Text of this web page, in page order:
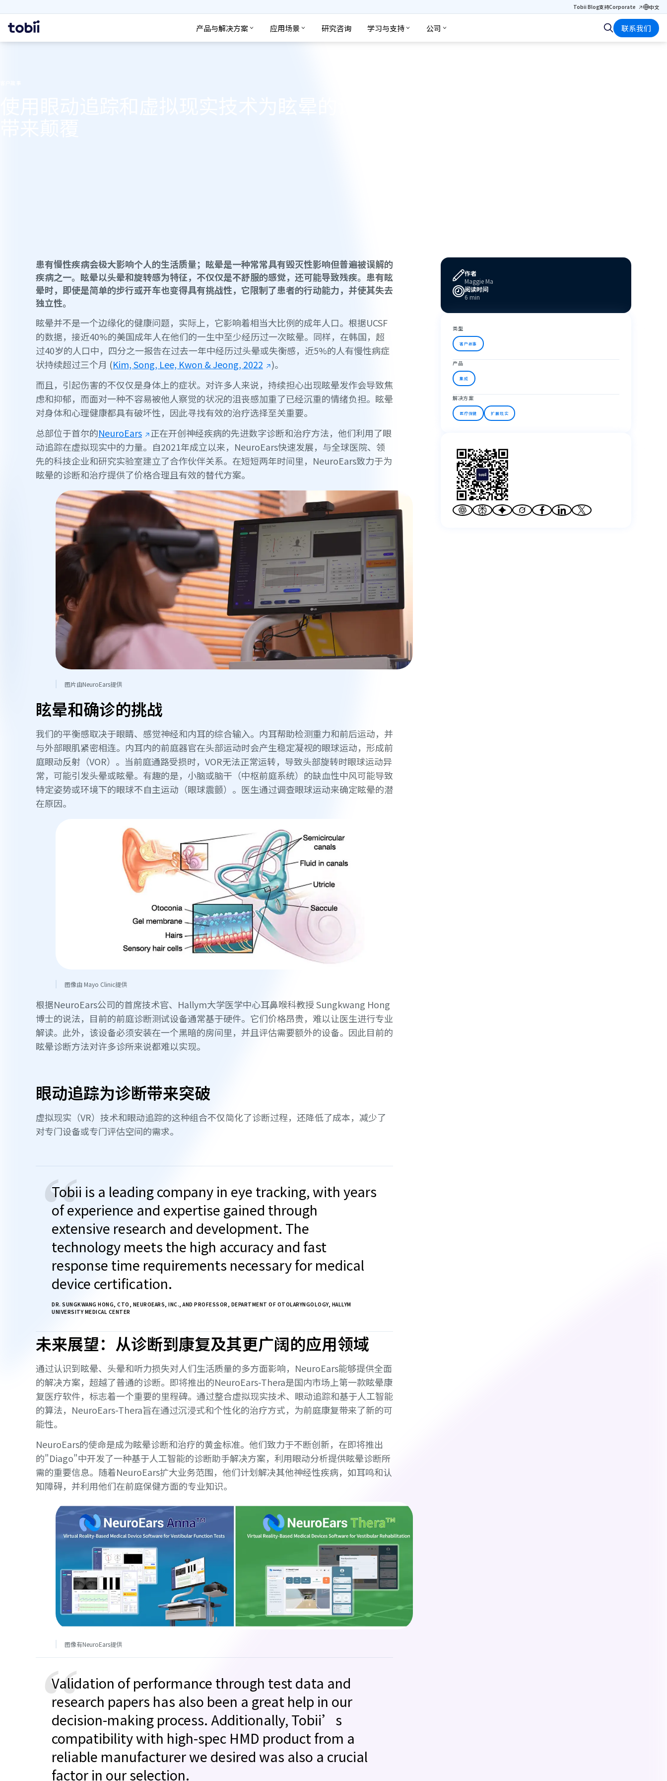
Tobii Blog支持Corporate 中文
首
页
产品与解决方案 应用场景 研究咨询 学习与支持 公司
搜索 联系我们
患有慢性疾病会极大影响个人的生活质量；眩晕是一种常常具有毁灭性影响但普遍被误解的
疾病之一。眩晕以头晕和旋转感为特征，不仅仅是不舒服的感觉，还可能导致残疾。患有眩
晕时，即使是简单的步行或开车也变得具有挑战性，它限制了患者的行动能力，并使其失去
独立性。
眩晕并不是一个边缘化的健康问题，实际上，它影响着相当大比例的成年人口。根据UCSF
的数据，接近40%的美国成年人在他们的一生中至少经历过一次眩晕。同样，在韩国，超
过40岁的人口中，四分之一报告在过去一年中经历过头晕或失衡感，近5%的人有慢性病症
状持续超过三个月 (Kim, Song, Lee, Kwon & Jeong, 2022
)。
而且，引起伤害的不仅仅是身体上的症状。对许多人来说，持续担心出现眩晕发作会导致焦
虑和抑郁，而面对一种不容易被他人察觉的状况的沮丧感加重了已经沉重的情绪负担。眩晕
对身体和心理健康都具有破坏性，因此寻找有效的治疗选择至关重要。
总部位于首尔的NeuroEars
正在开创神经疾病的先进数字诊断和治疗方法，他们利用了眼
动追踪在虚拟现实中的力量。自2021年成立以来，NeuroEars快速发展，与全球医院、领
先的科技企业和研究实验室建立了合作伙伴关系。在短短两年时间里，NeuroEars致力于为
眩晕的诊断和治疗提供了价格合理且有效的替代方案。
图片由NeuroEars提供
眩晕和确诊的挑战
我们的平衡感取决于眼睛、感觉神经和内耳的综合输入。内耳帮助检测重力和前后运动，并
与外部眼肌紧密相连。内耳内的前庭器官在头部运动时会产生稳定凝视的眼球运动，形成前
庭眼动反射（VOR）。当前庭通路受损时，VOR无法正常运转，导致头部旋转时眼球运动异
常，可能引发头晕或眩晕。有趣的是，小脑或脑干（中枢前庭系统）的缺血性中风可能导致
特定姿势或环境下的眼球不自主运动（眼球震颤）。医生通过调查眼球运动来确定眩晕的潜
在原因。
图像由 Mayo Clinic提供
根据NeuroEars公司的首席技术官、Hallym大学医学中心耳鼻喉科教授 Sungkwang Hong
博士的说法，目前的前庭诊断测试设备通常基于硬件。它们价格昂贵，难以让医生进行专业
解读。此外，该设备必须安装在一个黑暗的房间里，并且评估需要额外的设备。因此目前的
眩晕诊断方法对许多诊所来说都难以实现。
眼动追踪为诊断带来突破
虚拟现实（VR）技术和眼动追踪的这种组合不仅简化了诊断过程，还降低了成本，减少了
对专门设备或专门评估空间的需求。
“
Tobii is a leading company in eye tracking, with years
of experience and expertise gained through
extensive research and development. The
technology meets the high accuracy and fast
response time requirements necessary for medical
device certification.
DR. SUNGKWANG HONG, CTO, NEUROEARS, INC., AND PROFESSOR, DEPARTMENT OF OTOLARYNGOLOGY, HALLYM
UNIVERSITY MEDICAL CENTER
未来展望：从诊断到康复及其更广阔的应用领域
通过认识到眩晕、头晕和听力损失对人们生活质量的多方面影响，NeuroEars能够提供全面
的解决方案，超越了普通的诊断。即将推出的NeuroEars-Thera是国内市场上第一款眩晕康
复医疗软件，标志着一个重要的里程碑。通过整合虚拟现实技术、眼动追踪和基于人工智能
的算法，NeuroEars-Thera旨在通过沉浸式和个性化的治疗方式，为前庭康复带来了新的可
能性。
NeuroEars的使命是成为眩晕诊断和治疗的黄金标准。他们致力于不断创新，在即将推出
的"Diago"中开发了一种基于人工智能的诊断助手解决方案，利用眼动分析提供眩晕诊断所
需的重要信息。随着NeuroEars扩大业务范围，他们计划解决其他神经性疾病，如耳鸣和认
知障碍，并利用他们在前庭保健方面的专业知识。
图像有NeuroEars提供
“
Validation of performance through test data and
research papers has also been a great help in our
decision-making process. Additionally, Tobii’s
compatibility with high-spec HMD product from a
reliable manufacturer we desired was also a crucial
factor in our selection.
作者
Maggie Ma
阅读时间
6 min
类型
客户故事
产品
集成
解决方案
医疗保健 扩展现实